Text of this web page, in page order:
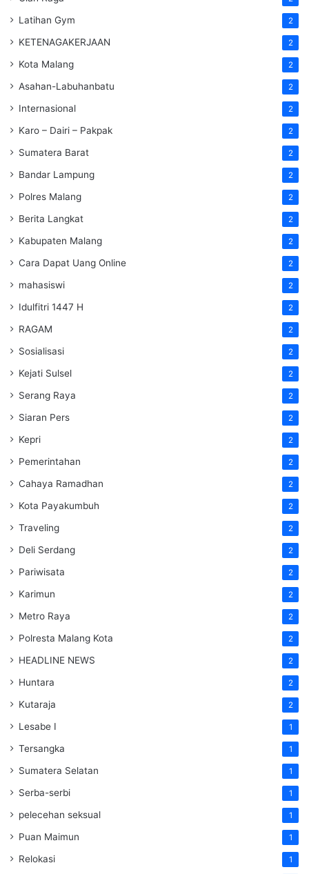
Latihan Gym 2
KETENAGAKERJAAN 2
Kota Malang 2
Asahan-Labuhanbatu 2
Internasional 2
Karo – Dairi – Pakpak 2
Sumatera Barat 2
Bandar Lampung 2
Polres Malang 2
Berita Langkat 2
Kabupaten Malang 2
Cara Dapat Uang Online 2
mahasiswi 2
Idulfitri 1447 H 2
RAGAM 2
Sosialisasi 2
Kejati Sulsel 2
Serang Raya 2
Siaran Pers 2
Kepri 2
Pemerintahan 2
Cahaya Ramadhan 2
Kota Payakumbuh 2
Traveling 2
Deli Serdang 2
Pariwisata 2
Karimun 2
Metro Raya 2
Polresta Malang Kota 2
HEADLINE NEWS 2
Huntara 2
Kutaraja 2
Lesabe I 1
Tersangka 1
Sumatera Selatan 1
Serba-serbi 1
pelecehan seksual 1
Puan Maimun 1
Relokasi 1